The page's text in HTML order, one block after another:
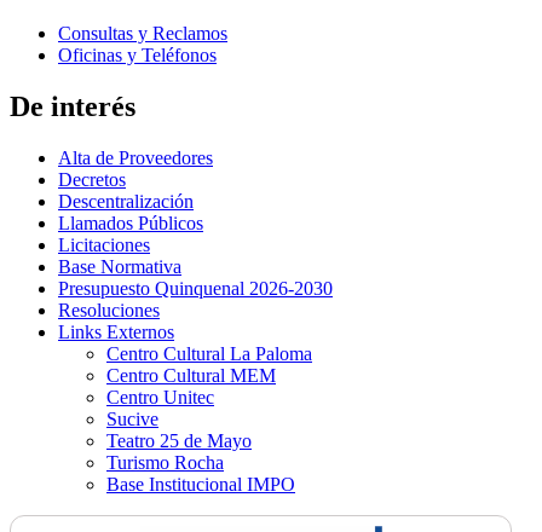
Consultas y Reclamos
Oficinas y Teléfonos
De interés
Alta de Proveedores
Decretos
Descentralización
Llamados Públicos
Licitaciones
Base Normativa
Presupuesto Quinquenal 2026-2030
Resoluciones
Links Externos
Centro Cultural La Paloma
Centro Cultural MEM
Centro Unitec
Sucive
Teatro 25 de Mayo
Turismo Rocha
Base Institucional IMPO